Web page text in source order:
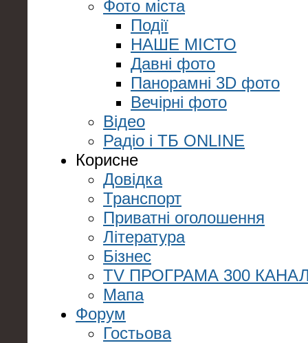
Фото міста
Події
НАШЕ МІСТО
Давні фото
Панорамні 3D фото
Вечірні фото
Відео
Радіо і ТБ ONLINE
Корисне
Довідка
Транспорт
Приватні оголошення
Література
Бізнес
TV ПРОГРАМА 300
Мапа
Форум
Гостьова